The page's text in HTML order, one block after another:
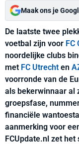
Maak ons je
De laatste twee
voetbal zijn voor FC
noordelijke clubs
met FC Utrecht en
voorronde van de
als bekerwinnaar al
groepsfase,
financiële
aanmerking voor
FCUpdate.nl zet